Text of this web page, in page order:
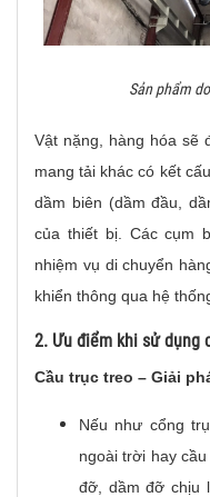
Sản phẩm
Vật nặng, hàng hóa sẽ
mang tải khác có kết
dầm biên (dầm đầu,
của thiết bị. Các cụm
nhiệm vụ di chuyển
khiển thông qua hệ
2. Ưu điểm khi sử dụng
Cầu trục treo – Giải
Nếu như cổng
ngoài trời hay
đỡ, dầm đỡ chịu